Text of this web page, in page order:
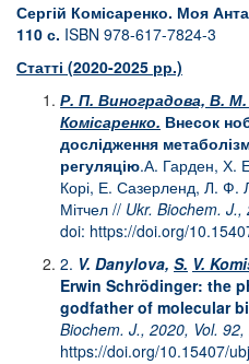
Сергій Комісаренко. Моя
110 с. ISBN 978-617-7824-3
Статті (2020-2025 рр.)
Р. П. Виноградова, В.
Комісаренко. Внесок
дослідження
регуляцію.А. Гарден, Х.
Корі, Е. Сазерленд, Л. Ф.
Мітчел // Ukr. Biochem. J.,
doi: https://doi.org/
2. V. Danylova, S. V.
Erwin Schrödinger: the
godfather of molecular
Biochem. J., 2020, Vol.
https://doi.org/10.15407/